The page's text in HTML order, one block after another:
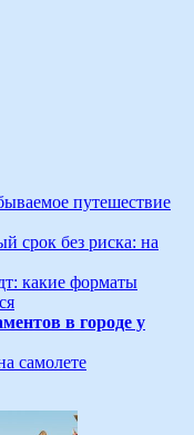
путешествие
срок без риска: на
какие форматы
в городе у
самолете